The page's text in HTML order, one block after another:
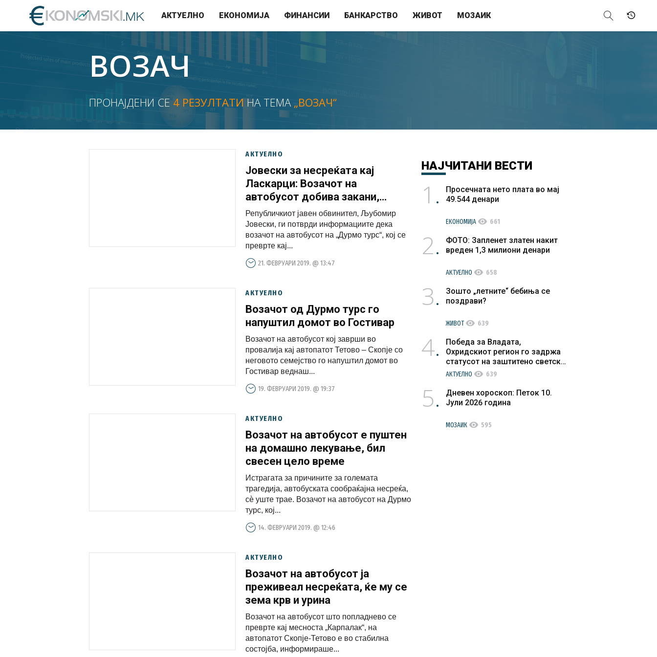
АКТУЕЛНО ЕКОНОМИЈА ФИНАНСИИ БАНКАРСТВО ЖИВОТ МОЗАИК
ВОЗАЧ
ПРОНАЈДЕНИ СЕ4 РЕЗУЛТАТИНА ТЕМА „ВОЗАЧ“
АКТУЕЛНО
Јовески за несреќата кај
Ласкарци: Возачот на
автобусот добива закани,
засега не е утврдeна
одговорност
Републичкиот јавен обвинител, Љубомир
Јовески, ги потврди информациите дека
возачот на автобусот на „Дурмо турс“, кој се
преврте кај...
21. ФЕВРУАРИ 2019. @ 13:47
АКТУЕЛНО
Возачот од Дурмо турс го
напуштил домот во Гостивар
Возачот на автобусот кој заврши во
провалија кај автопатот Тетово – Скопје со
неговото семејство го напуштил домот во
Гостивар веднаш...
19. ФЕВРУАРИ 2019. @ 19:37
АКТУЕЛНО
Возачот на автобусот е пуштен
на домашно лекување, бил
свесен цело време
Истрагата за причините за големата
трагедија, автобуската сообраќајна несреќа,
сѐ уште трае. Возачот на автобусот на Дурмо
турс, кој...
14. ФЕВРУАРИ 2019. @ 12:46
АКТУЕЛНО
Возачот на автобусот ја
преживеал несреќата, ќе му се
зема крв и урина
Возачот на автобусот што попладнево се
преврте кај месноста „Карпалак“, на
автопатот Скопје-Тетово е во стабилна
состојба, информираше...
НАЈЧИТАНИ ВЕСТИ
1
Просечната нето плата во мај
49.544 денари
ЕКОНОМИЈА visibility 661
2
ФОТО: Запленет златен накит
вреден 1,3 милиони денари
АКТУЕЛНО visibility 658
3
Зошто „летните“ бебиња се
поздрави?
ЖИВОТvisibility 639
4
Победа за Владата,
Охридскиот регион го задржа
статусот на заштитено светско
културно наследство
АКТУЕЛНО visibility 639
5
Дневен хороскоп: Петок 10.
Јули 2026 година
МОЗАИК visibility 595